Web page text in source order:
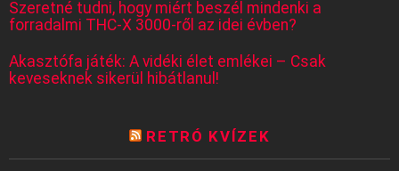
Szeretné tudni, hogy miért beszél mindenki a
forradalmi THC-X 3000-ről az idei évben?
Akasztófa játék: A vidéki élet emlékei – Csak
keveseknek sikerül hibátlanul!
RETRÓ KVÍZEK